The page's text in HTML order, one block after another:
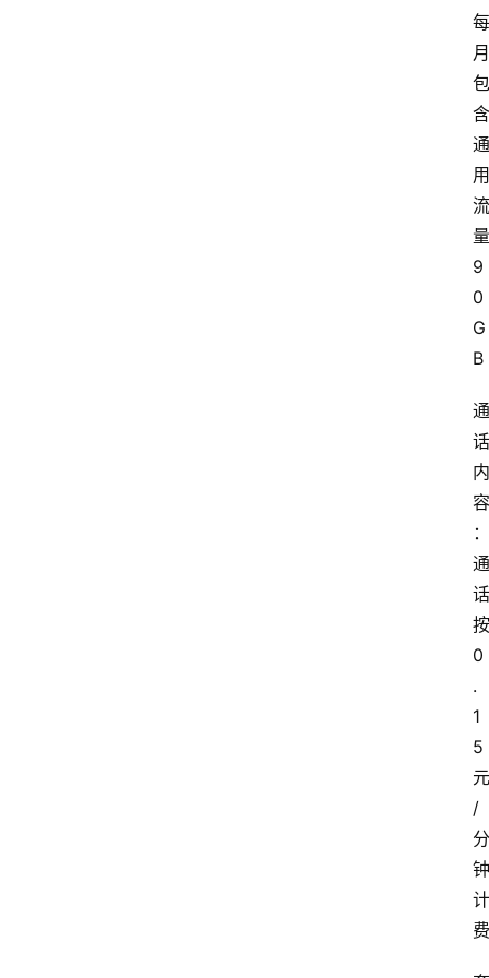
每
月
包
含
通
用
流
量
9
0
G
B
通
话
内
容
：
通
话
按
0
.
1
5
元
/
分
钟
计
费